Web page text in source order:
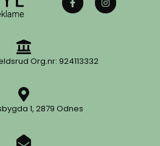
Org.nr: 924113332
1, 2879 Odnes